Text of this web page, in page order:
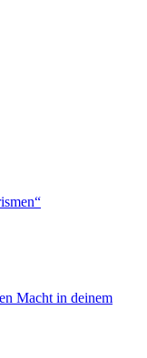
Macht in deinem